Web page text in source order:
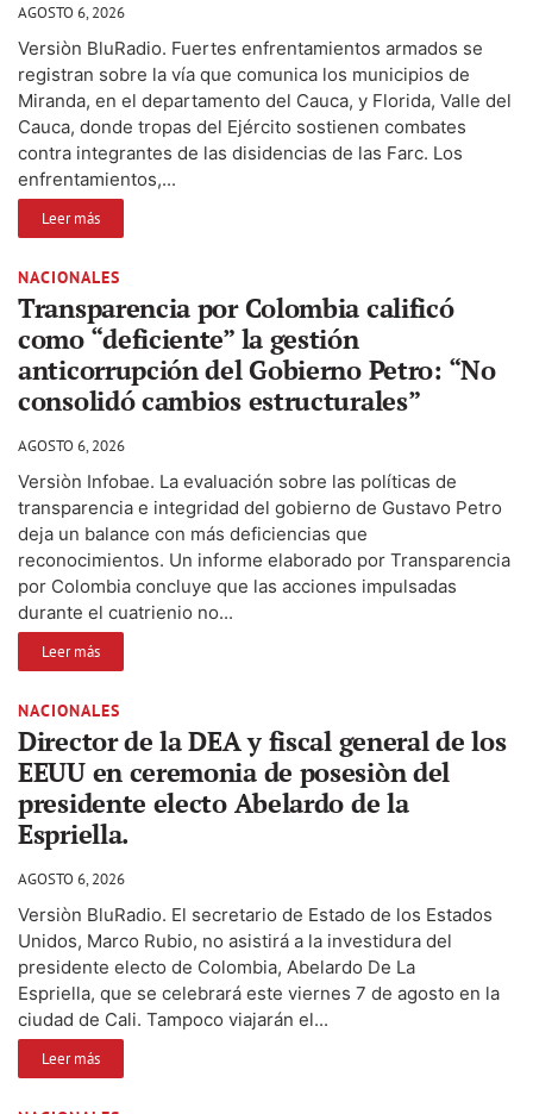
AGOSTO 6, 2026
Versiòn BluRadio. Fuertes enfrentamientos armados se
registran sobre la vía que comunica los municipios de
Miranda, en el departamento del Cauca, y Florida, Valle del
Cauca, donde tropas del Ejército sostienen combates
contra integrantes de las disidencias de las Farc. Los
enfrentamientos,...
Leer más
NACIONALES
Transparencia por Colombia calificó
como “deficiente” la gestión
anticorrupción del Gobierno Petro: “No
consolidó cambios estructurales”
AGOSTO 6, 2026
Versiòn Infobae. La evaluación sobre las políticas de
transparencia e integridad del gobierno de Gustavo Petro
deja un balance con más deficiencias que
reconocimientos. Un informe elaborado por Transparencia
por Colombia concluye que las acciones impulsadas
durante el cuatrienio no...
Leer más
NACIONALES
Director de la DEA y fiscal general de los
EEUU en ceremonia de posesiòn del
presidente electo Abelardo de la
Espriella.
AGOSTO 6, 2026
Versiòn BluRadio. El secretario de Estado de los Estados
Unidos, Marco Rubio, no asistirá a la investidura del
presidente electo de Colombia, Abelardo De La
Espriella, que se celebrará este viernes 7 de agosto en la
ciudad de Cali. Tampoco viajarán el...
Leer más